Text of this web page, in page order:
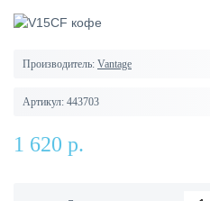
Производитель: Vantage
Артикул: 443703
1 620 р.